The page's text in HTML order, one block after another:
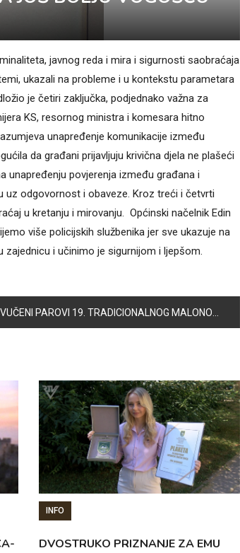
javnog reda i mira i sigurnosti saobraćaja
ukazali na probleme i u kontekstu parametara
je četiri zaključka, podjednako važna za
KS, resornog ministra i komesara hitno
unapređenje komunikacije između
da građani prijavljuju krivična djela ne plašeći
unapređenju povjerenja između građana i
uz odgovornost i obaveze. Kroz treći i četvrti
u kretanju i mirovanju. Općinski načelnik Edin
više policijskih službenika jer sve ukazuje na
i učinimo je sigurnijom i ljepšom.
PAROVI 19. TRADICIONALNOG MALONOGOMETNOG TURNIRA „VOGOŠĆA 2017“
INFO
DVOSTRUKO PRIZNANJE ZA EMU